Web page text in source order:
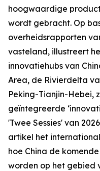
hoogwaardige
wordt gebracht. Op
overheidsrapporten
vasteland, illustreert
innovatiehubs van
Area, de Rivierdelta
Peking-Tianjin-Hebei,
geïntegreerde
'Twee Sessies' van
artikel het
hoe China de
worden op het gebied